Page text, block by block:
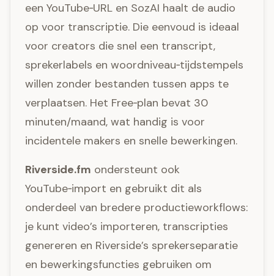
een YouTube‑URL en SozAI haalt de audio
op voor transcriptie. Die eenvoud is ideaal
voor creators die snel een transcript,
sprekerlabels en woordniveau‑tijdstempels
willen zonder bestanden tussen apps te
verplaatsen. Het Free‑plan bevat 30
minuten/maand, wat handig is voor
incidentele makers en snelle bewerkingen.
Riverside.fm ondersteunt ook
YouTube‑import en gebruikt dit als
onderdeel van bredere productieworkflows:
je kunt video’s importeren, transcripties
genereren en Riverside’s sprekerseparatie
en bewerkingsfuncties gebruiken om